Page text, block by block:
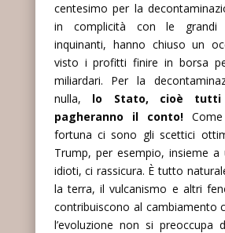
centesimo per la
in complicità con le grandi
inquinanti, hanno chiuso un
visto i profitti finire in borsa
miliardari. Per la
nulla, lo Stato, cioè
pagheranno il conto!
fortuna ci sono gli scettici
Trump, per esempio, insieme a
idioti, ci rassicura. È tutto
la terra, il vulcanismo e altri
contribuiscono al cambiamento
l’evoluzione non si preoccupa